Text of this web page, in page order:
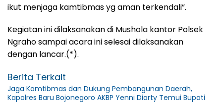
ikut menjaga kamtibmas yg aman terkendali”.
Kegiatan ini dilaksanakan di Mushola kantor Polsek
Ngraho sampai acara ini selesai dilaksanakan
dengan lancar.(*).
Berita Terkait
Jaga Kamtibmas dan Dukung Pembangunan Daerah,
Kapolres Baru Bojonegoro AKBP Yenni Diarty Temui Bupati